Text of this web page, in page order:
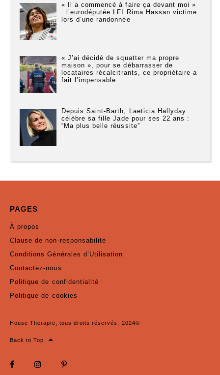
« Il a commencé à faire ça devant moi »
: l’eurodéputée LFI Rima Hassan victime
lors d’une randonnée
« J’ai décidé de squatter ma propre
maison », pour se débarrasser de
locataires récalcitrants, ce propriétaire a
fait l’impensable
Depuis Saint-Barth, Laeticia Hallyday
célèbre sa fille Jade pour ses 22 ans :
“Ma plus belle réussite”
PAGES
À propos
Clause de non-responsabilité
Conditions Générales d’Utilisation
Contactez-nous
Politique de confidentialité
Politique de cookies
House Therapie, tous droits réservés. 2024©
Back to Top